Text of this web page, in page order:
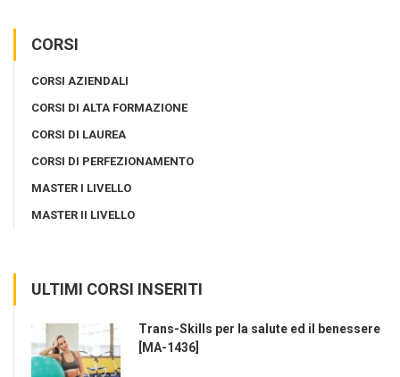
CORSI
CORSI AZIENDALI
CORSI DI ALTA FORMAZIONE
CORSI DI LAUREA
CORSI DI PERFEZIONAMENTO
MASTER I LIVELLO
MASTER II LIVELLO
ULTIMI CORSI INSERITI
Trans-Skills per la salute ed il benessere
[MA-1436]